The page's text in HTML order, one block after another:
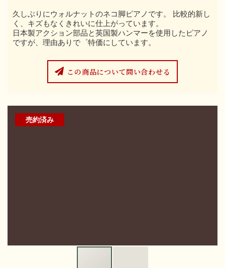
久しぶりにウォルナットのネコ脚ピアノです。 比較的新し
く、キズもなくきれいに仕上がっています。
日本製アクション部品と英国製ハンマーを使用したピアノ
ですが、理由ありで゜特価にしています。
この商品について問い合わせる
売約済み